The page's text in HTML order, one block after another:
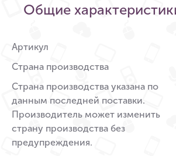
Общие
Артикул
Страна производства
Страна производства указана по
данным последней поставки.
Производитель может изменить
страну производства без
предупреждения.